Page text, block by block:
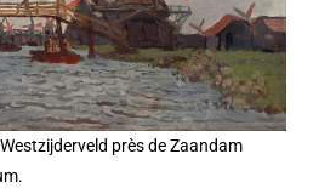
près de Zaandam